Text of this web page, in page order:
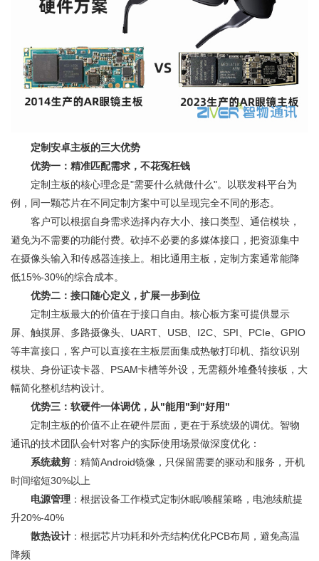
定制安卓主板的三大优势
优势一：精准匹配需求，不花冤枉钱
定制主板的核心理念是"需要什么就做什么"。以联发科平台为
例，同一颗芯片在不同定制方案中可以呈现完全不同的形态。
客户可以根据自身需求选择内存大小、接口类型、通信模块，
避免为不需要的功能付费。砍掉不必要的多媒体接口，把资源集中
在摄像头输入和传感器连接上。相比通用主板，定制方案通常能降
低15%-30%的综合成本。
优势二：接口随心定义，扩展一步到位
定制主板最大的价值在于接口自由。核心板方案可提供显示
屏、触摸屏、多路摄像头、UART、USB、I2C、SPI、PCIe、GPIO
等丰富接口，客户可以直接在主板层面集成热敏打印机、指纹识别
模块、身份证读卡器、PSAM卡槽等外设，无需额外堆叠转接板，大
幅简化整机结构设计。
优势三：软硬件一体调优，从"能用"到"好用"
定制主板的价值不止在硬件层面，更在于系统级的调优。智物
通讯的技术团队会针对客户的实际使用场景做深度优化：
系统裁剪 ：精简Android镜像，只保留需要的驱动和服务，开机
时间缩短30%以上
电源管理 ：根据设备工作模式定制休眠/唤醒策略，电池续航提
升20%-40%
散热设计 ：根据芯片功耗和外壳结构优化PCB布局，避免高温
降频